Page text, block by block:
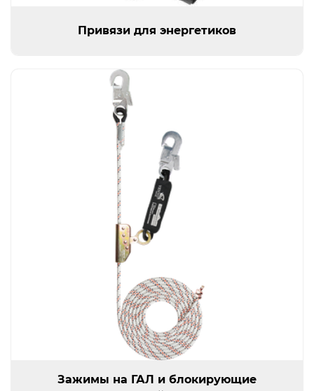
Привязи для энергетиков
Открыть изображение
Зажимы на ГАЛ и блокирующие устройства
Зажимы на ГАЛ и блокирующие